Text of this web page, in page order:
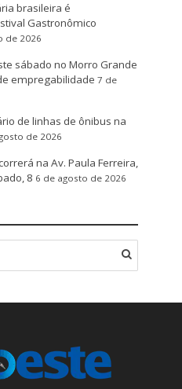
brasileira é
Gastronômico
de 2026
sábado no Morro Grande
empregabilidade 7 de
de linhas de ônibus na
de 2026
na Av. Paula Ferreira,
8 6 de agosto de 2026